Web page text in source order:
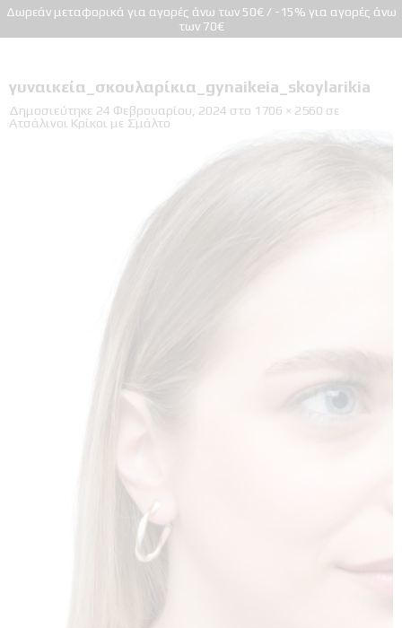
Δωρεάν μεταφορικά για αγορές άνω των 50€ / -15% για αγορές άνω
των 70€
γυναικεία_σκουλαρίκια_gynaikeia_skoylarikia
Δημοσιεύτηκε 24 Φεβρουαρίου, 2024 στο 1706 × 2560 σε
Ατσάλινοι Κρίκοι με Σμάλτο